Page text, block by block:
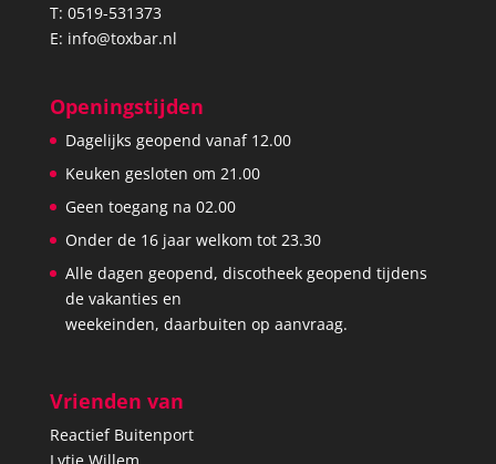
T: 0519-531373
E: info@toxbar.nl
Openingstijden
Dagelijks geopend vanaf 12.00
Keuken gesloten om 21.00
Geen toegang na 02.00
Onder de 16 jaar welkom tot 23.30
Alle dagen geopend, discotheek geopend tijdens
de vakanties en
weekeinden, daarbuiten op aanvraag.
Vrienden van
Reactief Buitenport
Lytje Willem